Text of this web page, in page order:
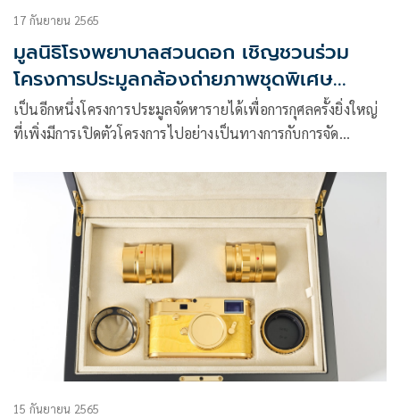
17 กันยายน 2565
มูลนิธิโรงพยาบาลสวนดอก เชิญชวนร่วม
โครงการประมูลกล้องถ่ายภาพชุดพิเศษ
Leica รุ่น M 10-P Limited Edition พร้อม
นำรายได้ต่อยอดโครงการตามพันธกิจหลัก
เป็นอีกหนึ่งโครงการประมูลจัดหารายได้เพื่อการกุศลครั้งยิ่งใหญ่
ที่เพิ่งมีการเปิดตัวโครงการไปอย่างเป็นทางการกับการจัด
Limited Edition เฉลิมพระเกียรติเนื่องในพระราชพิธีบรม
ราชาภิเษก พ.ศ.๒๕๖๒
15 กันยายน 2565